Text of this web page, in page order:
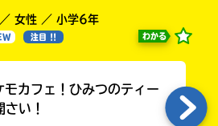
女性 ／ 小学6年
注目 !! わかる
カフェ！ひみつのティー
い！